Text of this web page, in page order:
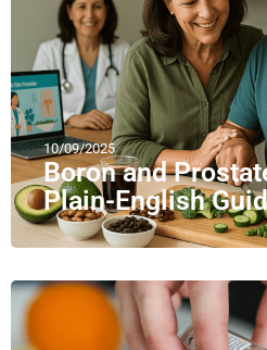
10/09/2025
Boron and
Plain-English